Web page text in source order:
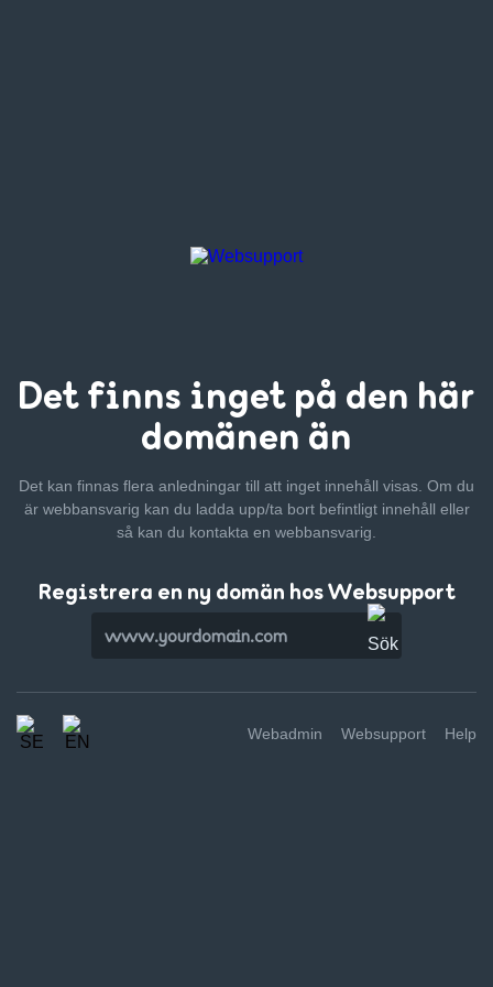
Det finns inget på den här
domänen än
Det kan finnas flera anledningar till att inget innehåll visas. Om du
är webbansvarig kan du ladda upp/ta bort befintligt innehåll eller
så kan du kontakta en webbansvarig.
Registrera en ny domän hos Websupport
Webadmin Websupport Help